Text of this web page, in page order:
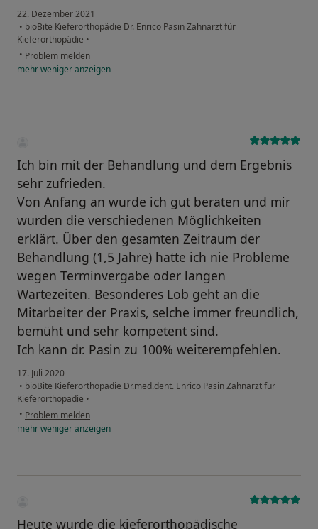
22. Dezember 2021
• bioBite Kieferorthopädie Dr. Enrico Pasin Zahnarzt für
Kieferorthopädie •
• Problem melden
mehrwenigeranzeigen
Ich bin mit der Behandlung und dem Ergebnis
sehr zufrieden.
Von Anfang an wurde ich gut beraten und mir
wurden die verschiedenen Möglichkeiten
erklärt. Über den gesamten Zeitraum der
Behandlung (1,5 Jahre) hatte ich nie Probleme
wegen Terminvergabe oder langen
Wartezeiten. Besonderes Lob geht an die
Mitarbeiter der Praxis, selche immer freundlich,
bemüht und sehr kompetent sind.
Ich kann dr. Pasin zu 100% weiterempfehlen.
17. Juli 2020
• bioBite Kieferorthopädie Dr.med.dent. Enrico Pasin Zahnarzt für
Kieferorthopädie •
• Problem melden
mehrwenigeranzeigen
Heute wurde die kieferorthopädische